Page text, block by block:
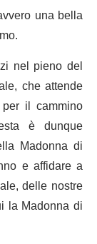
una bella
nel pieno del
che attende
il cammino
è dunque
Madonna di
e affidare a
delle nostre
la Madonna di